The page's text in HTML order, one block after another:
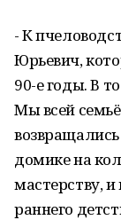
- К
Юрьевич,
90-е годы. В
Мы всей
домике на
мастерству,
раннего